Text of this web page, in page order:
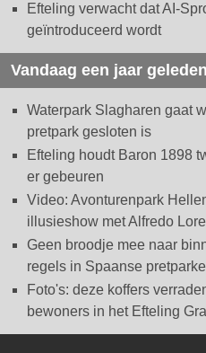
Efteling verwacht dat AI-
geïntroduceerd wordt
Vandaag een jaar geleden
Waterpark Slagharen gaat
pretpark gesloten is
Efteling houdt Baron 1898
er gebeuren
Video: Avonturenpark
illusieshow met Alfredo
Geen broodje mee naar
regels in Spaanse
Foto's: deze koffers
bewoners in het Efteling